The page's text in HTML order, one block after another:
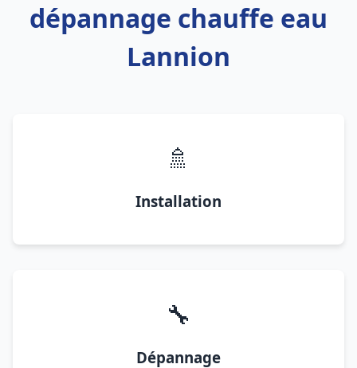
dépannage chauffe eau
Lannion
🚿
Installation
🔧
Dépannage